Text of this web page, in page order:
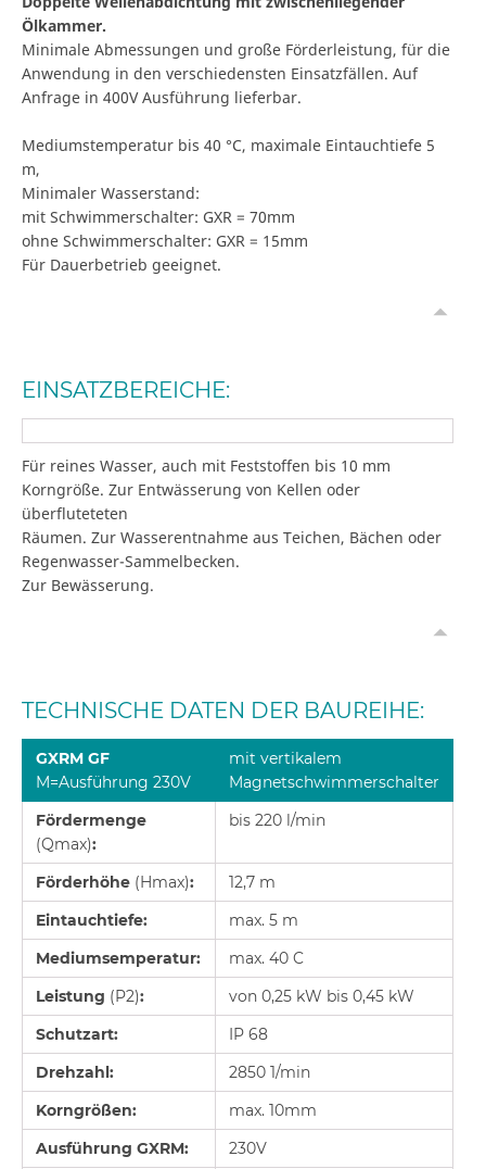
Ölkammer.
Minimale Abmessungen und große Förderleistung, für die
Anwendung in den verschiedensten Einsatzfällen. Auf
Anfrage in 400V Ausführung lieferbar.
Mediumstemperatur bis 40 °C, maximale Eintauchtiefe 5
m,
Minimaler Wasserstand:
mit Schwimmerschalter: GXR = 70mm
ohne Schwimmerschalter: GXR = 15mm
Für Dauerbetrieb geeignet.
EINSATZBEREICHE:
Für reines Wasser, auch mit Feststoffen bis 10 mm
Korngröße. Zur Entwässerung von Kellen oder
überfluteteten
Räumen. Zur Wasserentnahme aus Teichen, Bächen oder
Regenwasser-Sammelbecken.
Zur Bewässerung.
TECHNISCHE DATEN DER BAUREIHE:
GXRM GF
M=Ausführung 230V
mit vertikalem
Magnetschwimmerschalter
Fördermenge
(Qmax):
bis 220 l/min
Förderhöhe (Hmax):
12,7 m
Eintauchtiefe:
max. 5 m
Mediumsemperatur:
max. 40 C
Leistung (P2):
von 0,25 kW bis 0,45 kW
Schutzart:
IP 68
Drehzahl:
2850 1/min
Korngrößen:
max. 10mm
Ausführung GXRM:
230V